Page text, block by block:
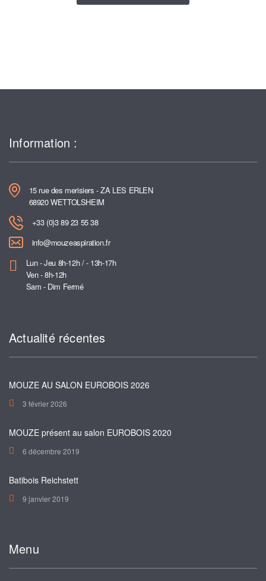
Information :
15 rue des merisiers - ZA LES ERLEN
68920 WETTOLSHEIM
+33 (0)3 89 23 55 38
info@mouzeaspiration.fr
Lun - Jeu 8h-12h / - 13h-17h
Ven - 8h-12h
Sam - Dim Fermé
Actualité récentes
MOUZE AU SALON EUROBOIS 2026
3 février 2026
MOUZE présent au salon EUROBOIS 2020
6 décembre 2019
Batibois Reichstett
9 janvier 2019
Menu